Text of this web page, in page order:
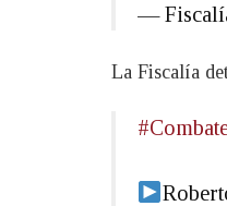
—
La Fiscalía